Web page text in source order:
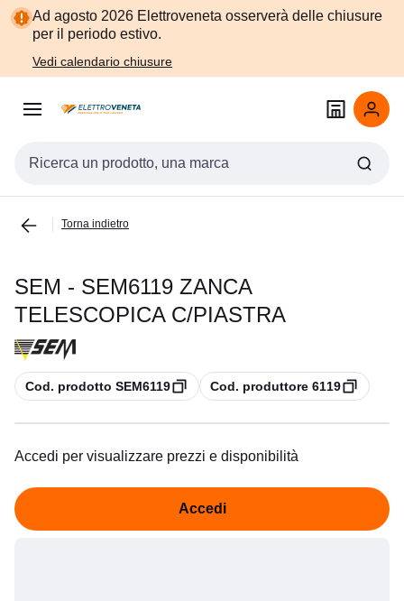
Vai alla
navigazione
Vai
alla
Ad agosto 2026 Elettroveneta osserverà delle chiusure
per il periodo estivo.
Vedi calendario chiusure
Cerca input
Torna indietro
SEM - SEM6119 ZANCA
TELESCOPICA C/PIASTRA
copiaCod. prodotto SEM6119 copiaCod. produttore 6119
Accedi per visualizzare prezzi e disponibilità
Accedi